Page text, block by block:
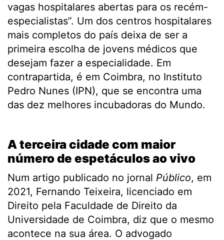
vagas hospitalares abertas para os recém-
especialistas”. Um dos centros hospitalares
mais completos do país deixa de ser a
primeira escolha de jovens médicos que
desejam fazer a especialidade. Em
contrapartida, é em Coimbra, no Instituto
Pedro Nunes (IPN), que se encontra uma
das dez melhores incubadoras do Mundo.
A terceira cidade com maior
número de espetáculos ao vivo
Num artigo publicado no jornal Público, em
2021, Fernando Teixeira, licenciado em
Direito pela Faculdade de Direito da
Universidade de Coimbra, diz que o mesmo
acontece na sua área. O advogado